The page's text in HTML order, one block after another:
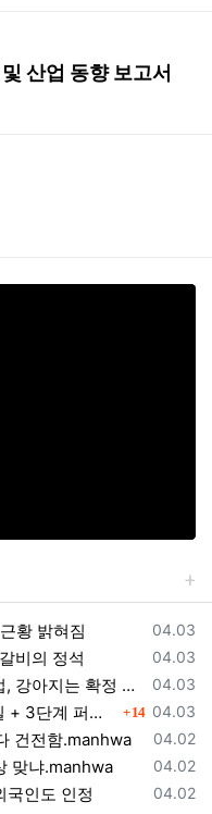
산업 동향 보고서
등록일
04.03
황 밝혀짐
등록일
04.03
비의 정석
등록일
04.03
붉은사막-반려동물 친밀도 올리는 법, 강아지는 확정 고양이는 조건 확인
등록일
04.03
챕터9 퍼즐 막혔다면? 어비스 하늘길 + 3단계 퍼즐 공략 순서 정리 (길찾기 포함) 댓글
14
등록일
04.02
건전함.manhwa
등록일
04.02
맞냐.manhwa
등록일
04.02
국인도 인정